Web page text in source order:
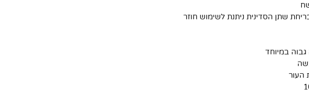
שתן הסדינית ניתנת לשימוש חוזר
במיוחד
העור